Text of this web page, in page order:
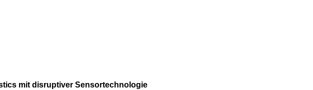
mit disruptiver Sensortechnologie